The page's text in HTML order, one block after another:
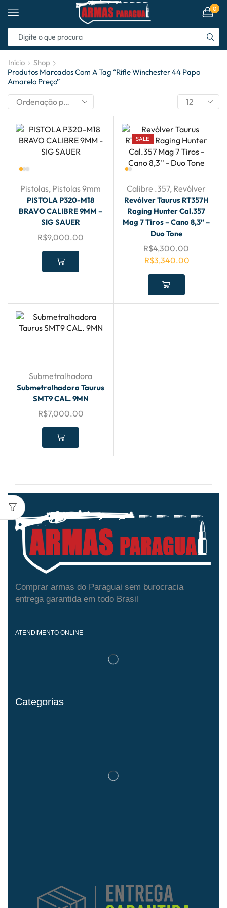
0
Início
Shop
Produtos Marcados Com A Tag “rifle Winchester 44 Papo
Amarelo Preço”
Pistolas, Pistolas 9mm
PISTOLA P320-M18
BRAVO CALIBRE 9MM –
SIG SAUER
R$9,000.00
SALE
Calibre .357, Revólver
Revólver Taurus RT357H
Raging Hunter Cal.357
Mag 7 Tiros – Cano 8,3” –
Duo Tone
R$4,300.00
R$3,340.00
Submetralhadora
Submetralhadora Taurus
SMT9 CAL. 9MN
R$7,000.00
Comprar armas do Paraguai sem burocracia
entrega garantida em todo Brasil
ATENDIMENTO ONLINE
Categorias